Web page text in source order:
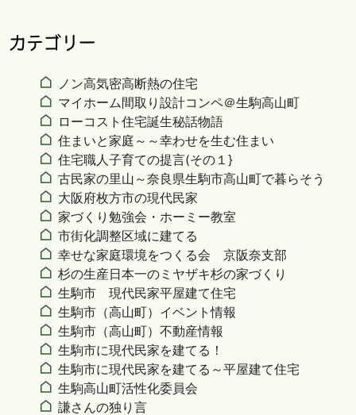
カテゴリー
ノン高気密高断熱の住宅
マイホーム間取り設計コンペ＠生駒高山町
ローコスト住宅誕生秘話物語
住まいと家庭～～幸わせを生む住まい
住宅職人子育ての提言(その１}
古民家の里山～奈良県生駒市高山町で暮らそう
大阪府枚方市の現代民家
家づくり勉強会・ホーミー教室
市街化調整区域に建てる
幸せな家庭環境をつくる会 京阪奈支部
杉の生産日本一のミヤザキ杉の家づくり
生駒市 現代民家平屋建て住宅
生駒市（高山町）イベント情報
生駒市（高山町）不動産情報
生駒市に現代民家を建てる！
生駒市に現代民家を建てる～平屋建て住宅
生駒高山町活性化委員会
謙さんの独り言